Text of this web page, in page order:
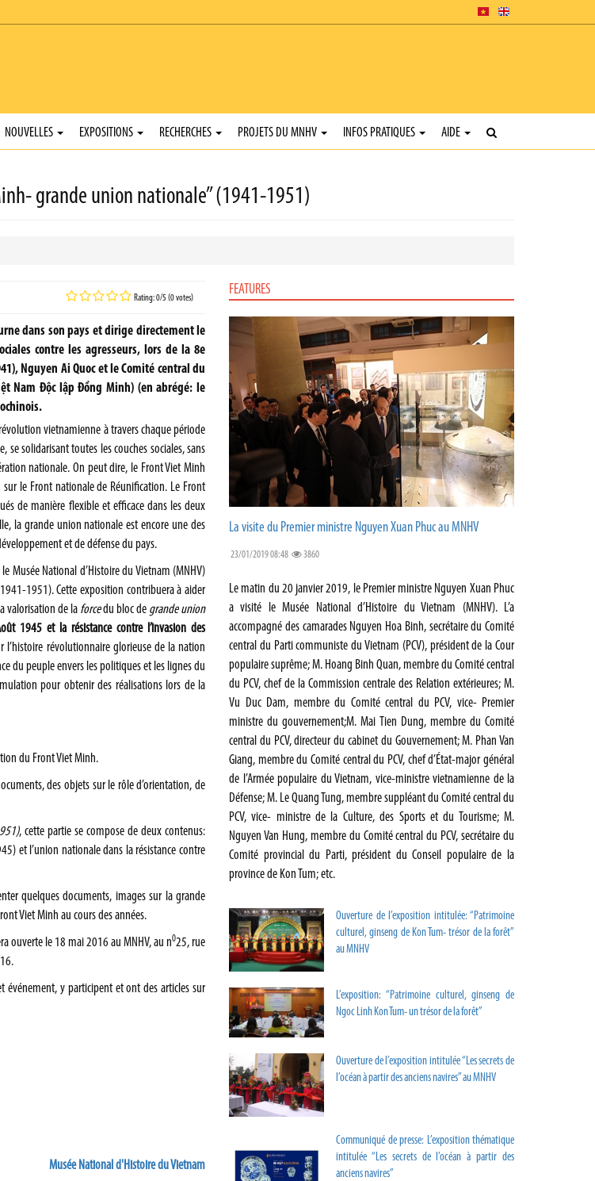
NOUVELLES EXPOSITIONS RECHERCHES PROJETS DU MNHV INFOS PRATIQUES AIDE
grande union nationale” (1941-1951)
Rating: 0/5 (0 votes)
dans son pays et dirige directement le
contre les agresseurs, lors de la 8e
Nguyen Ai Quoc et le Comité central du
Nam Độc lập Đồng Minh) (en abrégé: le
vietnamienne à travers chaque période
se solidarisant toutes les couches sociales, sans
nationale. On peut dire, le Front Viet Minh
le Front nationale de Réunification. Le Front
de manière flexible et efficace dans les deux
la grande union nationale est encore une des
et de défense du pays.
National d’Histoire du Vietnam (MNHV)
1951). Cette exposition contribuera à aider
valorisation de la forcedu bloc de grande union
1945 et la résistance contre l’invasion des
révolutionnaire glorieuse de la nation
du peuple envers les politiques et les lignes du
pour obtenir des réalisations lors de la
du Front Viet Minh.
des objets sur le rôle d’orientation, de
, cette partie se compose de deux contenus:
et l’union nationale dans la résistance contre
quelques documents, images sur la grande
Viet Minh au cours des années.
ouverte le 18 mai 2016 au MNHV, au n025, rue
événement, y participent et ont des articles sur
Musée National d'Histoire du Vietnam
FEATURES
La visite du Premier ministre Nguyen Xuan Phuc au MNHV
23/01/2019 08:48 3860
Le matin du 20 janvier 2019, le Premier ministre Nguyen Xuan Phuc
a visité le Musée National d’Histoire du Vietnam (MNHV). L’a
accompagné des camarades Nguyen Hoa Binh, secrétaire du Comité
central du Parti communiste du Vietnam (PCV), président de la Cour
populaire suprême; M. Hoang Binh Quan, membre du Comité central
du PCV, chef de la Commission centrale des Relation extérieures; M.
Vu Duc Dam, membre du Comité central du PCV, vice- Premier
ministre du gouvernement;M. Mai Tien Dung, membre du Comité
central du PCV, directeur du cabinet du Gouvernement; M. Phan Van
Giang, membre du Comité central du PCV, chef d’État-major général
de l’Armée populaire du Vietnam, vice-ministre vietnamienne de la
Défense; M. Le Quang Tung, membre suppléant du Comité central du
PCV, vice- ministre de la Culture, des Sports et du Tourisme; M.
Nguyen Van Hung, membre du Comité central du PCV, secrétaire du
Comité provincial du Parti, président du Conseil populaire de la
province de Kon Tum; etc.
Ouverture de l’exposition intitulée: “Patrimoine
culturel, ginseng de Kon Tum- trésor de la forêt”
au MNHV
L’exposition: “Patrimoine culturel, ginseng de
Ngoc Linh Kon Tum- un trésor de la forêt”
Ouverture de l’exposition intitulée “Les secrets de
l’océan à partir des anciens navires” au MNHV
Communiqué de presse: L’exposition thématique
intitulée “Les secrets de l’océan à partir des
anciens navires”